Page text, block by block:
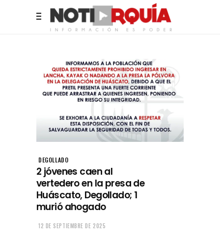
DEGOLLADO
2 jóvenes caen al
vertedero en la presa de
Huáscato, Degollado; 1
murió ahogado
12 DE SEPTIEMBRE DE 2025